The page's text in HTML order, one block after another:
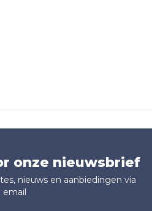
onze nieuwsbrief
nieuws en aanbiedingen via
email